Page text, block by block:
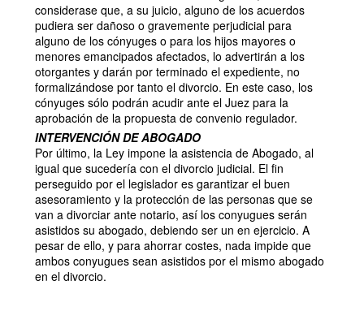
considerase que, a su juicio, alguno de los acuerdos
pudiera ser dañoso o gravemente perjudicial para
alguno de los cónyuges o para los hijos mayores o
menores emancipados afectados, lo advertirán a los
otorgantes y darán por terminado el expediente, no
formalizándose por tanto el divorcio. En este caso, los
cónyuges sólo podrán acudir ante el Juez para la
aprobación de la propuesta de convenio regulador.
INTERVENCIÓN DE ABOGADO
Por último, la Ley impone la asistencia de Abogado, al
igual que sucedería con el divorcio judicial. El fin
perseguido por el legislador es garantizar el buen
asesoramiento y la protección de las personas que se
van a divorciar ante notario, así los conyugues serán
asistidos su abogado, debiendo ser un en ejercicio. A
pesar de ello, y para ahorrar costes, nada impide que
ambos conyugues sean asistidos por el mismo abogado
en el divorcio.